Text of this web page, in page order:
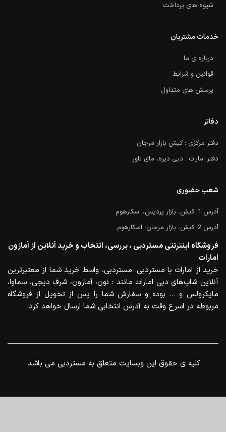
شیوه های پرداخت
خدمات مشتریان
درباره ی ما
قوانین و شرایط
پرسش های متداول
دفاتر
دفتر مرکزی : کیش بازار مرجان
دفتر امارات : دبی دیره، مای تاور
شعب حضوری
آدرس 1: کیش، بازار پردیس، اسکارهوم
آدرس 2: کیش، بازار مرجان، اسکارهوم
فروشگاه اینترنتی مستردبی ، بررسی، انتخاب و خرید آنلاین از آمازون
امارات
خرید از امارات با مستردبی. مستردبی، واسط خرید شما از معتبرترین
آنلاین شاپ‌های دبی امارات مانند : نون، آمازون، شرف دیجی، سماوا،
مایکرولس و … بوده و سفارش شما را پس از تحویل از فروشگاه
مربوطه در اسرع وقت به آدرس انتخابی شما ارسال خواهد کرد.
.کلیه ی حقوق این وبسایت متعلق به مستردبی می باشد